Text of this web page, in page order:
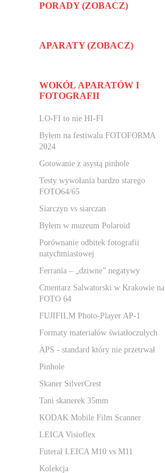
PORADY (ZOBACZ)
APARATY (ZOBACZ)
WOKÓŁ APARATÓW I
FOTOGRAFII
LO-FI to nie HI-FI
Byłem na festiwalu FOTOFORMA
2024
Gotowanie z asystą pinhole
Testy wywołania bardzo starego
FOTO64/65
Siarczyn vs siarczan
Byłem w muzeum Polaroid
Porównanie odbitek fotografii
natychmiastowej
Ferrania – „dziwne” negatywy
Cmentarz Salwatorski w Krakowie na
FOTO 64
FUJIFILM Photo-Player AP-1
Formaty materiałów światłoczułych
APS - standard który nie przetrwał
Pinhole
Skaner SilverCrest
Tani skanerek 35mm
KODAK Mobile Film Scanner
LEICA Visioflex
Futerał LEICA M10 vs M11
Kolekcja